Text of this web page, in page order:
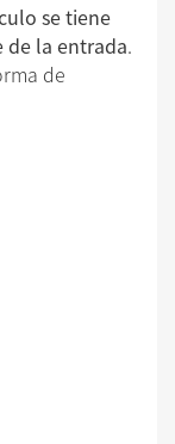
se tiene
la entrada.
de